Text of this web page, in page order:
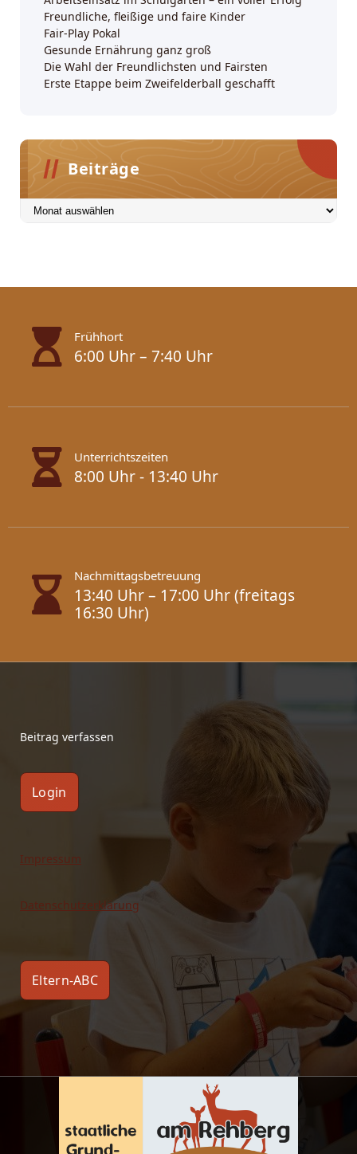
Freundliche, fleißige und faire Kinder
Fair-Play Pokal
Gesunde Ernährung ganz groß
Die Wahl der Freundlichsten und Fairsten
Erste Etappe beim Zweifelderball geschafft
Beiträge
Beiträge
Frühhort
6:00 Uhr – 7:40 Uhr
Unterrichtszeiten
8:00 Uhr - 13:40 Uhr
Nachmittagsbetreuung
13:40 Uhr – 17:00 Uhr (freitags
16:30 Uhr)
Beitrag verfassen
Login
Impressum
Datenschutzerklärung
Eltern-ABC